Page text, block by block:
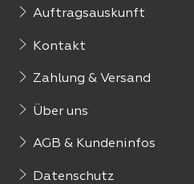
Auftragsauskunft
Kontakt
Zahlung & Versand
Über uns
AGB & Kundeninfos
Datenschutz